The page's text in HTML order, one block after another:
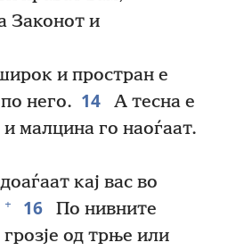
Законот и
и простран е
него. 14
А тесна е
малцина го наоѓаат.
кај вас во
+ 16
По нивните
од трње или